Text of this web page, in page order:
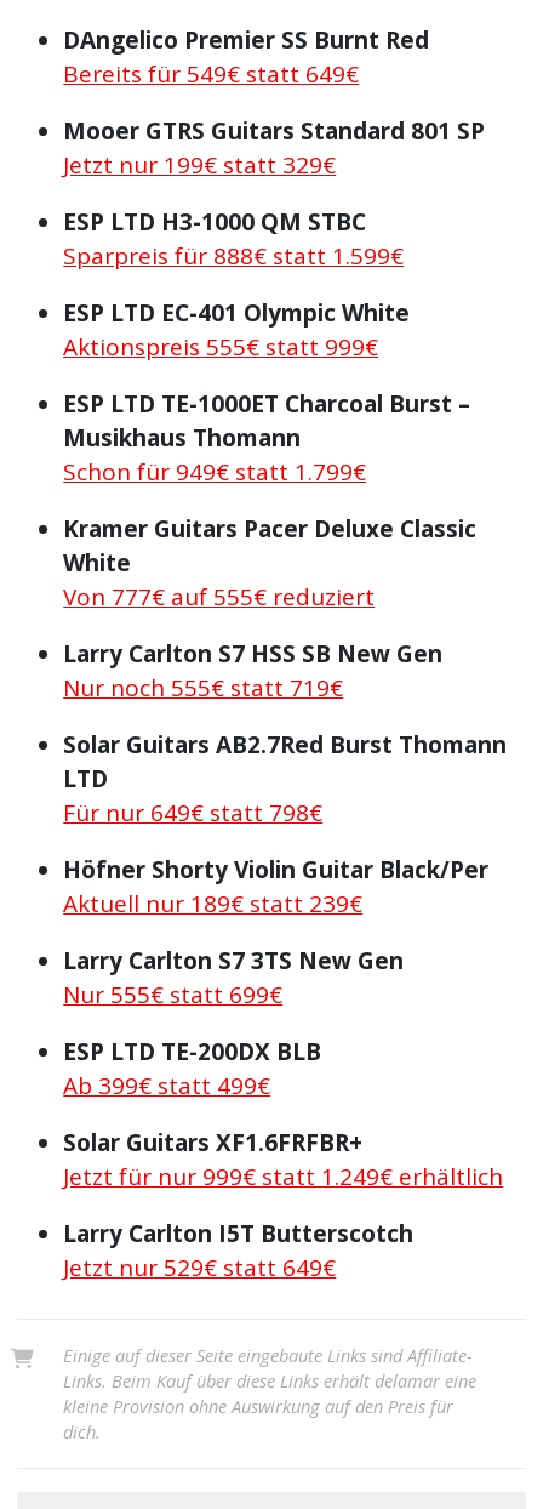
DAngelico Premier SS Burnt Red
Bereits für 549€ statt 649€
Mooer GTRS Guitars Standard 801 SP
Jetzt nur 199€ statt 329€
ESP LTD H3-1000 QM STBC
Sparpreis für 888€ statt 1.599€
ESP LTD EC-401 Olympic White
Aktionspreis 555€ statt 999€
ESP LTD TE-1000ET Charcoal Burst –
Musikhaus Thomann
Schon für 949€ statt 1.799€
Kramer Guitars Pacer Deluxe Classic
White
Von 777€ auf 555€ reduziert
Larry Carlton S7 HSS SB New Gen
Nur noch 555€ statt 719€
Solar Guitars AB2.7Red Burst Thomann
LTD
Für nur 649€ statt 798€
Höfner Shorty Violin Guitar Black/Per
Aktuell nur 189€ statt 239€
Larry Carlton S7 3TS New Gen
Nur 555€ statt 699€
ESP LTD TE-200DX BLB
Ab 399€ statt 499€
Solar Guitars XF1.6FRFBR+
Jetzt für nur 999€ statt 1.249€ erhältlich
Larry Carlton I5T Butterscotch
Jetzt nur 529€ statt 649€
Einige auf dieser Seite eingebaute Links sind Affiliate-
Links. Beim Kauf über diese Links erhält delamar eine
kleine Provision ohne Auswirkung auf den Preis für
dich.